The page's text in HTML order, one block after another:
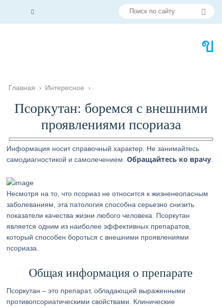
Главная › Интересное ›
Псоркутан: боремся с внешними
проявлениями псориаза
Информация носит справочный характер. Не занимайтесь
самодиагностикой и самолечением.Обращайтесь ко врачу
Несмотря на то, что псориаз не относится к жизненеопасным
заболеваниям, эта патология способна серьезно снизить
показатели качества жизни любого человека. Псоркутан
является одним из наиболее эффективных препаратов,
который способен бороться с внешними проявлениями
псориаза.
Общая информация о препарате
Псоркутан – это препарат, обладающий выраженными
противопсориатическими свойствами. Клинические